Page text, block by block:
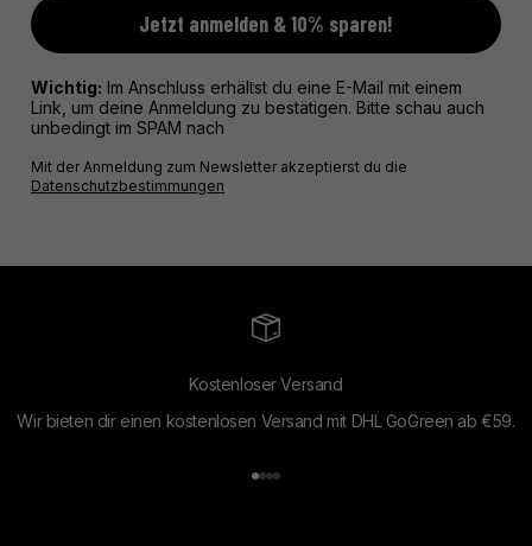
Jetzt anmelden & 10% sparen!
Wichtig: Im Anschluss erhältst du eine E-Mail mit einem
Link, um deine Anmeldung zu bestätigen. Bitte schau auch
unbedingt im SPAM nach
Mit der Anmeldung zum Newsletter akzeptierst du die
Datenschutzbestimmungen
Kostenloser Versand
Wir bieten dir einen kostenlosen Versand mit DHL GoGreen ab €59.
Gehe zu Element 1
Gehe zu Element 2
Gehe zu Element 3
Gehe zu Element 4